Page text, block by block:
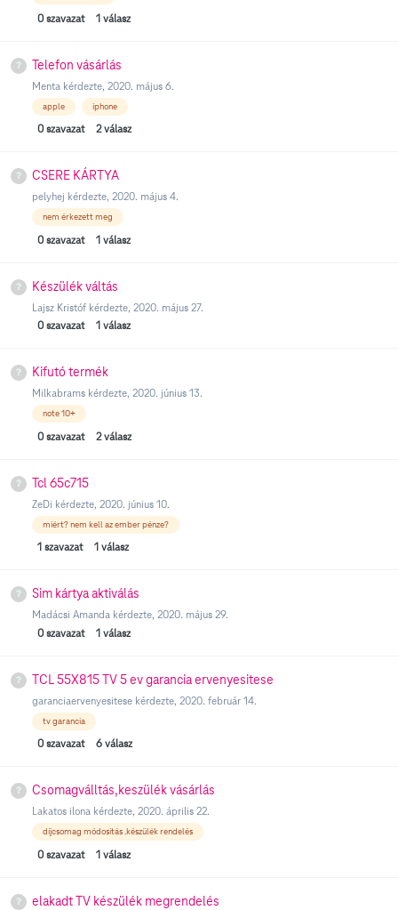
0 szavazat 1 válasz
Telefon vásárlás
Menta kérdezte, 2020. május 6.
apple iphone
0 szavazat 2 válasz
CSERE KÁRTYA
pelyhej kérdezte, 2020. május 4.
nem érkezett meg
0 szavazat 1 válasz
Készülék váltás
Lajsz Kristóf kérdezte, 2020. május 27.
0 szavazat 1 válasz
Kifutó termék
Milkabrams kérdezte, 2020. június 13.
note 10+
0 szavazat 2 válasz
Tcl 65c715
ZeDi kérdezte, 2020. június 10.
miért? nem kell az ember pénze?
1 szavazat 1 válasz
Sim kártya aktiválás
Madácsi Amanda kérdezte, 2020. május 29.
0 szavazat 1 válasz
TCL 55X815 TV 5 ev garancia ervenyesitese
garanciaervenyesitese kérdezte, 2020. február 14.
tv garancia
0 szavazat 6 válasz
Csomagválltás,keszülék vásárlás
Lakatos ilona kérdezte, 2020. április 22.
díjcsomag módosítás .készülék rendelés
0 szavazat 1 válasz
elakadt TV készülék megrendelés